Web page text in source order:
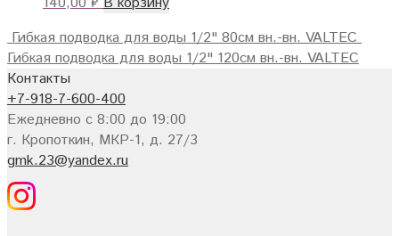
Гибкая подводка для воды 1/2" 80см вн.-вн. VALTEC
Гибкая подводка для воды 1/2" 120см вн.-вн. VALTEC
Контакты
+7-918-7-600-400
Ежедневно с 8:00 до 19:00
г. Кропоткин, МКР-1, д. 27/3
gmk.23@yandex.ru